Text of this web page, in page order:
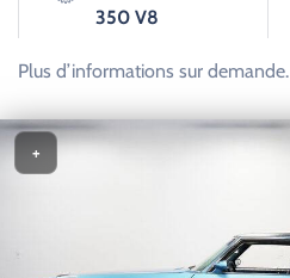
350 V8
Plus d’informations sur demande.
+